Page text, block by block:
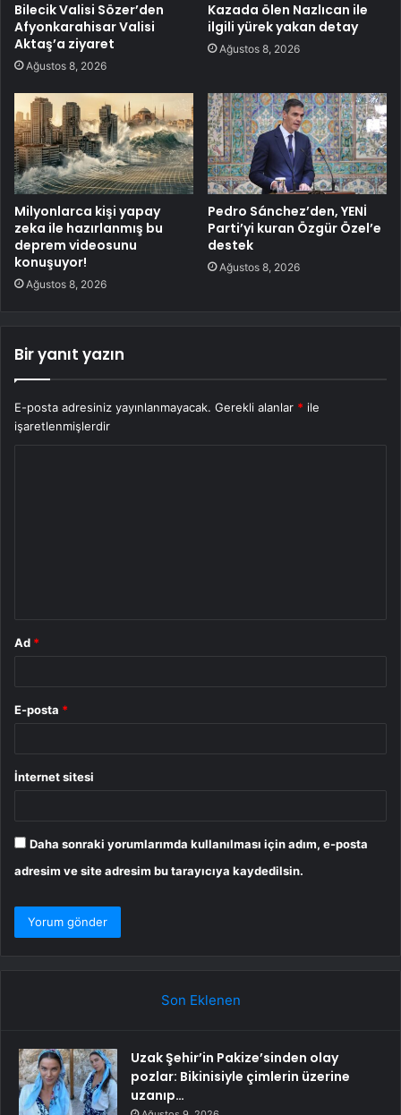
Bilecik Valisi Sözer’den
Afyonkarahisar Valisi
Aktaş’a ziyaret
Ağustos 8, 2026
Kazada ölen Nazlıcan ile
ilgili yürek yakan detay
Ağustos 8, 2026
Milyonlarca kişi yapay
zeka ile hazırlanmış bu
deprem videosunu
konuşuyor!
Ağustos 8, 2026
Pedro Sánchez’den, YENİ
Parti’yi kuran Özgür Özel’e
destek
Ağustos 8, 2026
Bir yanıt yazın
E-posta adresiniz yayınlanmayacak. Gerekli alanlar * ile
işaretlenmişlerdir
Ad *
E-posta *
İnternet sitesi
Daha sonraki yorumlarımda kullanılması için adım, e-posta
adresim ve site adresim bu tarayıcıya kaydedilsin.
Son Eklenen
Uzak Şehir’in Pakize’sinden olay
pozlar: Bikinisiyle çimlerin üzerine
uzanıp…